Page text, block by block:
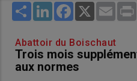
Share LinkedInFacebook
X Email
Abattoir du Boischaut
Trois mois
aux normes